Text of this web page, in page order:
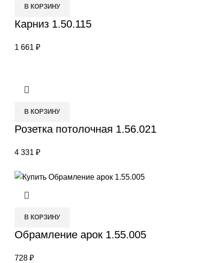
В КОРЗИНУ
Карниз 1.50.115
1 661 ₽
В КОРЗИНУ
Розетка потолочная 1.56.021
4 331 ₽
В КОРЗИНУ
Обрамление арок 1.55.005
728 ₽